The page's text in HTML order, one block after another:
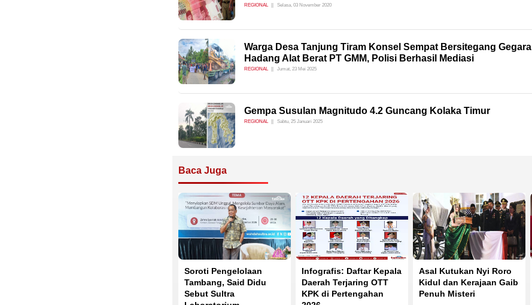
REGIONAL Selasa, 03 November 2020
Warga Desa Tanjung Tiram Konsel Sempat Bersitegang Gegara
Hadang Alat Berat PT GMM, Polisi Berhasil Mediasi
REGIONAL Jumat, 23 Mei 2025
Gempa Susulan Magnitudo 4.2 Guncang Kolaka Timur
REGIONAL Sabtu, 25 Januari 2025
Baca Juga
Soroti Pengelolaan
Tambang, Said Didu
Sebut Sultra
Infografis: Daftar Kepala
Daerah Terjaring OTT
KPK di Pertengahan
Asal Kutukan Nyi Roro
Kidul dan Kerajaan Gaib
Penuh Misteri